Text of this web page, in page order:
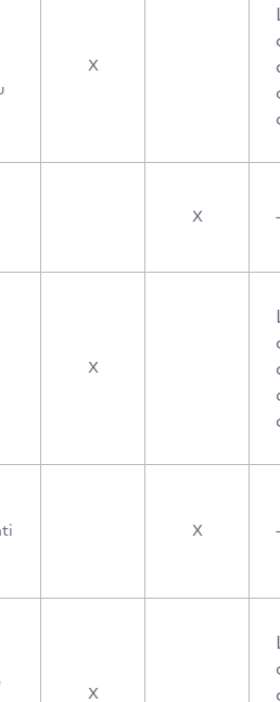
X
X -
X
X -
X